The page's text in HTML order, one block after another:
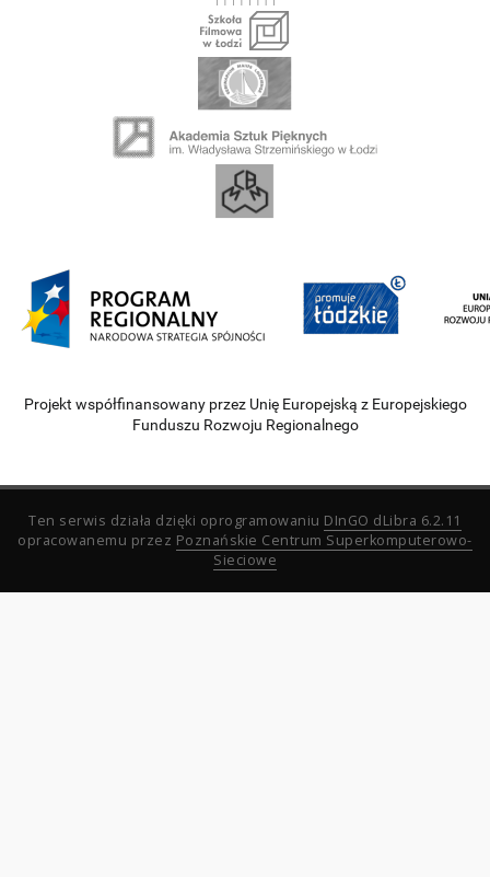
Projekt współfinansowany przez Unię Europejską z Europejskiego
Funduszu Rozwoju Regionalnego
Ten serwis działa dzięki oprogramowaniu DInGO dLibra 6.2.11
opracowanemu przez Poznańskie Centrum Superkomputerowo-
Sieciowe